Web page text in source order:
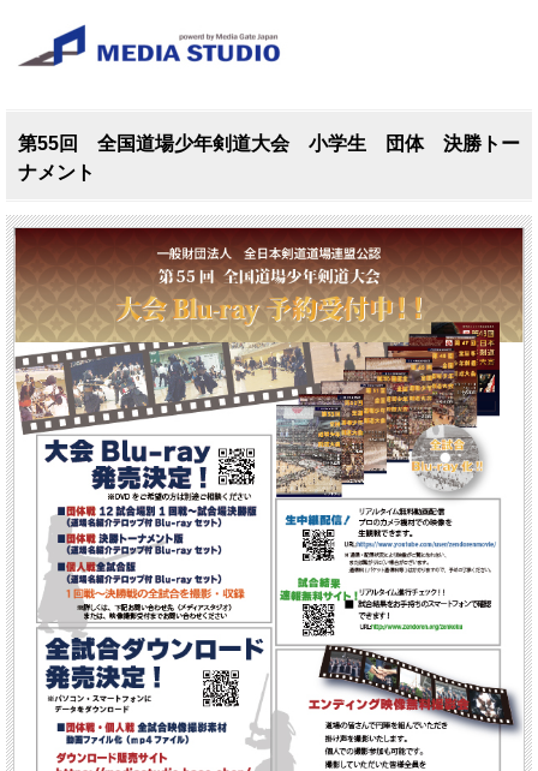
第55回 全国道場少年剣道大会 小学生 団体 決勝トー
ナメント